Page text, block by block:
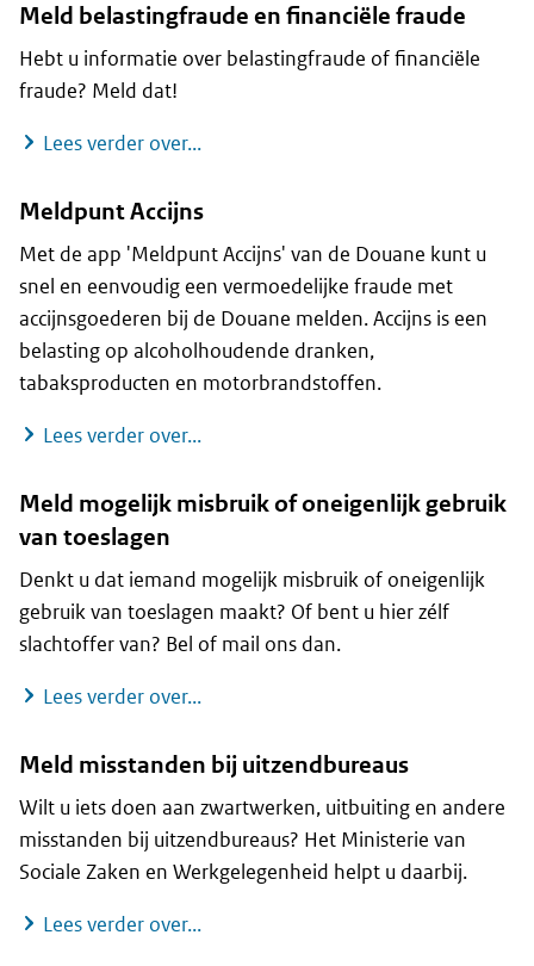
Meld belastingfraude en financiële fraude
Hebt u informatie over belastingfraude of financiële
fraude? Meld dat!
Lees verder over...Meld belastingfraude en financiële
Meldpunt Accijns
Met de app 'Meldpunt Accijns' van de Douane kunt u
snel en eenvoudig een vermoedelijke fraude met
accijnsgoederen bij de Douane melden. Accijns is een
belasting op alcoholhoudende dranken,
tabaksproducten en motorbrandstoffen.
Lees verder over...Meldpunt Accijns
Meld mogelijk misbruik of oneigenlijk gebruik
van toeslagen
Denkt u dat iemand mogelijk misbruik of oneigenlijk
gebruik van toeslagen maakt? Of bent u hier zélf
slachtoffer van? Bel of mail ons dan.
Lees verder over...Meldpunt mogelijk misbruik of
Meld misstanden bij uitzendbureaus
Wilt u iets doen aan zwartwerken, uitbuiting en andere
misstanden bij uitzendbureaus? Het Ministerie van
Sociale Zaken en Werkgelegenheid helpt u daarbij.
Lees verder over...Meld misstanden bij uitzendbureaus